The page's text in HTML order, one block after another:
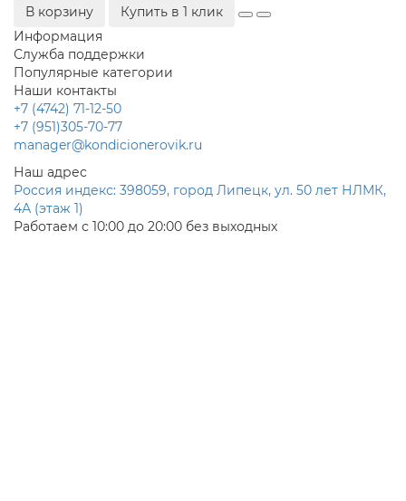
В корзину
Купить в 1 клик
Информация
Служба поддержки
Популярные категории
Наши контакты
+7 (4742) 71-12-50
+7 (951)305-70-77
manager@kondicionerovik.ru
Наш адрес
Россия индекс: 398059, город Липецк, ул. 50 лет НЛМК,
4А (этаж 1)
Работаем с 10:00 до 20:00 без выходных